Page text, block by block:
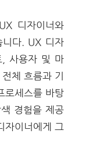
디자이너와
니다. UX 디자
, 사용자 및 마
체 흐름과 기
로세스를 바탕
경험을 제공
자이너에게 그